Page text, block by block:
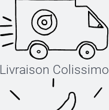
Livraison Colissimo